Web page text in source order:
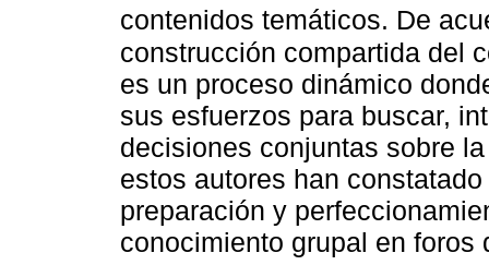
contenidos temáticos. De
construcción compartida del
es un proceso dinámico
sus esfuerzos para buscar,
decisiones conjuntas sobre
estos autores han
preparación y
conocimiento grupal en